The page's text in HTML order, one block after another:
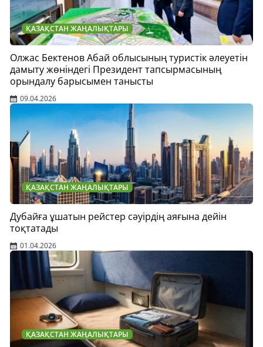
ҚАЗАҚСТАН ЖАҢАЛЫҚТАРЫ
Олжас Бектенов Абай облысының туристік әлеуетін
дамыту жөніндегі Президент тапсырмасының
орындалу барысымен танысты
09.04.2026
ҚАЗАҚСТАН ЖАҢАЛЫҚТАРЫ
Дубайға ұшатын рейстер сәуірдің аяғына дейін
тоқтатады
01.04.2026
ҚАЗАҚСТАН ЖАҢАЛЫҚТАРЫ